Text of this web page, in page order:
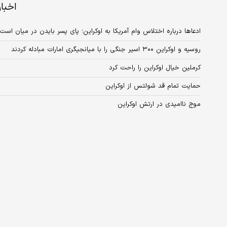
ادعاها درباره اختلاس وام آمریکا به اوکراین؛ پای پسر بایدن در میان
روسیه و اوکراین ۳۰۰ اسیر جنگی را با میانجیگری امارات مبادله کردند
کرملین خیال اوکراین را راحت کرد
حمایت تمام قد شولتس از اوکراین
موج ناامیدی در ارتش اوکراین